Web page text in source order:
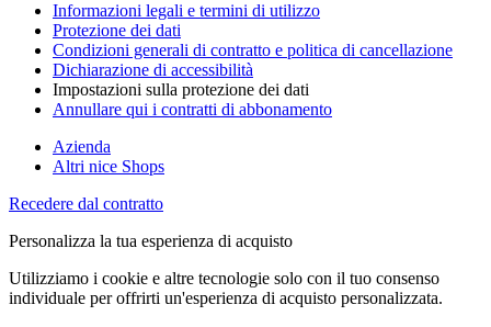
Informazioni legali e termini di utilizzo
Protezione dei dati
Condizioni generali di contratto e politica di cancellazione
Dichiarazione di accessibilità
Impostazioni sulla protezione dei dati
Annullare qui i contratti di abbonamento
Azienda
Altri nice Shops
Recedere dal contratto
Personalizza la tua esperienza di acquisto
Utilizziamo i cookie e altre tecnologie solo con il tuo consenso
individuale per offrirti un'esperienza di acquisto personalizzata.